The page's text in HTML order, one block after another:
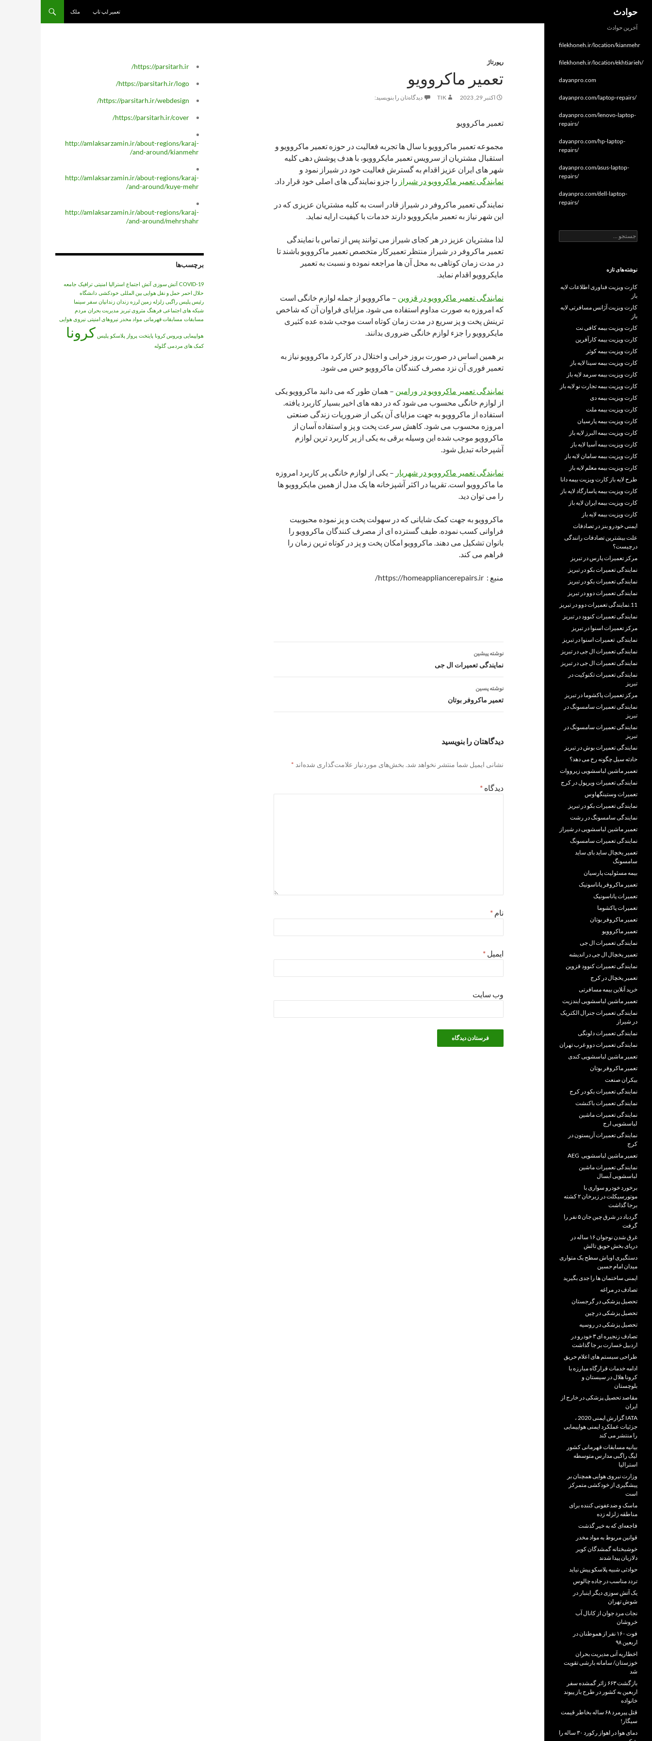
رفتن
حوادث تعمیر لپ تاپ ملک
رپورتاژ
تعمیر ماکروویو
اکتبر 29, 2023 TIK دیدگاه‌تان را بنویسید:
تعمیر ماکروویو
مجموعه تعمیر ماکروویو با سال ها تجربه فعالیت در حوزه تعمیر ماکروویو و
استقبال مشتریان از سرویس تعمیر مایکروویو، با هدف پوشش دهی کلیه
شهر های ایران عزیز اقدام به گسترش فعالیت خود در شیراز نمود و
نمایندگی تعمیر ماکروویو در شیراز را جزو نمایندگی های اصلی خود قرار داد.
نمایندگی تعمیر ماکروفر در شیراز قادر است به کلیه مشتریان عزیزی که در
این شهر نیاز به تعمیر مایکروویو دارند خدمات با کیفیت ارایه نماید.
لذا مشتریان عزیز در هر کجای شیراز می توانند پس از تماس با نمایندگی
تعمیر ماکروفر در شیراز منتظر تعمیرکار متخصص تعمیر ماکروویو باشند تا
در مدت زمان کوتاهی به محل آن ها مراجعه نموده و نسبت به تعمیر
مایکروویو اقدام نماید.
نمایندگی تعمیر ماکروویو در قزوین – ماکروویو از جمله لوازم خانگی است
که امروزه به صورت مداوم استفاده می شود. مزایای فراوان آن که شاخص
ترینش پخت و پز سریع در مدت زمان کوتاه است موجب شده عده کثیری
مایکروویو را جزء لوازم خانگی ضروری بدانند.
بر همین اساس در صورت بروز خرابی و اختلال در کارکرد ماکروویو نیاز به
تعمیر فوری آن نزد مصرف کنندگان ماکروویو حس می شود.
نمایندگی تعمیر ماکروویو در ورامین – همان طور که می دانید ماکروویو یکی
از لوازم خانگی محسوب می شود که در دهه های اخیر بسیار کاربرد یافته.
استفاده از ماکروویو به جهت مزایای آن یکی از ضروریات زندگی صنعتی
امروزه محسوب می شود. کاهش سرعت پخت و پز و استفاده آسان از
ماکروویو موجب شده این وسیله برقی به یکی از پر کاربرد ترین لوازم
آشپرخانه تبدیل شود.
نمایندگی تعمیر ماکروویو در شهریار – یکی از لوازم خانگی پر کاربرد امروزه
ما ماکروویو است. تقریبا در اکثر آشپزخانه ها یک مدل از همین مایکروویو ها
را می توان دید.
ماکروویو به جهت کمک شایانی که در سهولت پخت و پز نموده محبوبیت
فراوانی کسب نموده. طیف گسترده ای از مصرف کنندگان ماکروویو را
بانوان تشکیل می دهند. ماکروویو امکان پخت و پز در کوتاه ترین زمان را
فراهم می کند.
منبع : https://homeappliancerepairs.ir/
ناوبری
نوشته
نوشته پیشین
نمایندگی تعمیرات ال جی
نوشته پسین
تعمیر ماکروفر بوتان
دیدگاهتان را بنویسید
نشانی ایمیل شما منتشر نخواهد شد. بخش‌های موردنیاز علامت‌گذاری شده‌اند *
دیدگاه *
نام *
ایمیل *
وب‌ سایت
https://parsitarh.ir/
https://parsitarh.ir/logo/
https://parsitarh.ir/webdesign/
https://parsitarh.ir/cover/
http://amlaksarzamin.ir/about-regions/karaj-
and-around/kianmehr/
http://amlaksarzamin.ir/about-regions/karaj-
and-around/kuye-mehr/
http://amlaksarzamin.ir/about-regions/karaj-
and-around/mehrshahr/
برچسب‌ها
COVID-19 آتش سوزی آتش‌ اجتماع استرالیا امنیتی ترافیک جامعه
حلال احمر حمل و نقل هوایی بین المللی خودکشی دانشگاه
رئیس پلیس راگبی زلزله زمین لرزه زندان زندانیان سفر سینما
شبکه های اجتماعی فرهنگ متروی تبریز مدیریت بحران مردم
مسابقات مسابقات قهرمانی مواد مخدر نیروهای امنیتی نیروی هوایی
هواپیمایی ویروس کرونا پایتخت پرواز پلاسکو پلیس کرونا
کمک های مردمی گلوله
آخرین حوادث
filekhoneh.ir/location/kianmehr
filekhoneh.ir/location/ekhtiarieh/
dayanpro.com
dayanpro.com/laptop-repairs/
dayanpro.com/lenovo-laptop-
repairs/
dayanpro.com/hp-laptop-
repairs/
dayanpro.com/asus-laptop-
repairs/
dayanpro.com/dell-laptop-
repairs/
جستجو
برای:
نوشته‌های تازه
کارت ویزیت فناوری اطلاعات لایه
باز
کارت ویزیت آژانس مسافرتی لایه
باز
کارت ویزیت بیمه کافی نت
کارت ویزیت بیمه کارآفرین
کارت ویزیت بیمه کوثر
کارت ویزیت بیمه سینا لایه باز
کارت ویزیت بیمه سرمد لایه باز
کارت ویزیت بیمه تجارت نو لایه باز
کارت ویزیت بیمه دی
کارت ویزیت بیمه ملت
کارت ویزیت بیمه پارسیان
کارت ویزیت بیمه البرز لایه باز
کارت ویزیت بیمه آسیا لایه باز
کارت ویزیت بیمه سامان لایه باز
کارت ویزیت بیمه معلم لایه باز
طرح لایه باز کارت ویزیت بیمه دانا
کارت ویزیت بیمه پاسارگاد لایه باز
کارت ویزیت بیمه ایران لایه باز
کارت ویزیت بیمه لایه باز
ایمنی خودرو بنز در تصادفات
علت بیشترین تصادفات رانندگی
درچیست؟
مرکز تعمیرات پارس در تبریز
نمایندگی تعمیرات بکو در تبریز
نمایندگی تعمیرات بکو در تبریز
نمایندگی تعمیرات دوو در تبریز
11.نمایندگی تعمیرات دوو در تبریز
نمایندگی تعمیرات کنوود در تبریز
مرکز تعمیرات اسنوا در تبریز
نمایندگی تعمیرات اسنوا در تبریز
نمایندگی تعمیرات ال جی در تبریز
نمایندگی تعمیرات ال جی در تبریز
نمایندگی تعمیرات تکنوکیت در
تبریز
مرکز تعمیرات پاکشوما در تبریز
نمایندگی تعمیرات سامسونگ در
تبریز
نمایندگی تعمیرات سامسونگ در
تبریز
نمایندگی تعمیرات بوش در تبریز
حادثه سیل چگونه رخ می دهد؟
تعمیر ماشین لباسشویی زیرووات
نمایندگی تعمیرات ویرپول در کرج
تعمیرات وستینگهاوس
نمایندگی تعمیرات بکو در تبریز
نمایندگی سامسونگ در رشت
تعمیر ماشین لباسشویی در شیراز
نمایندگی تعمیرات سامسونگ
تعمیر یخچال ساید بای ساید
سامسونگ
بیمه مسئولیت پارسیان
تعمیر ماکروفر پاناسونیک
تعمیرات پاناسونیک
تعمیرات پاکشوما
تعمیر ماکروفر بوتان
تعمیر ماکروویو
نمایندگی تعمیرات ال جی
تعمیر یخچال ال جی در اندیشه
نمایندگی تعمیرات کنوود قزوین
تعمیر یخچال در کرج
خرید آنلاین بیمه مسافرتی
تعمیر ماشین لباسشویی ایندزیت
نمایندگی تعمیرات جنرال الکتریک
در شیراز
نمایندگی تعمیرات دلونگی
نمایندگی تعمیرات دوو غرب تهران
تعمیر ماشین لباسشویی کندی
تعمیر ماکروفر بوتان
بیکران صنعت
نمایندگی تعمیرات بکو در کرج
نمایندگی تعمیرات باکنشت
نمایندگی تعمیرات ماشین
لباسشویی ارج
نمایندگی تعمیرات آریستون در
کرج
تعمیر ماشین لباسشویی AEG
نمایندگی تعمیرات ماشین
لباسشویی آبسال
برخورد خودرو سواری با
موتورسیکلت در زبرخان ۲ کشته
برجا گذاشت
گردباد در شرق چین جان ۵ نفر را
گرفت
غرق شدن نوجوان ۱۶ ساله در
دریای بخش حویق تالش
دستگیری اوباش سطح یک متواری
میدان امام حسین
ایمنی ساختمان ها را جدی بگیرید
تصادف در مراغه
تحصیل پزشکی در گرجستان
تحصیل پزشکی در چین
تحصیل پزشکی در روسیه
تصادف زنجیره ای ۳ خودرو در
اردبیل خسارت بر جا گذاشت
طراحی سیستم های اعلام حریق
ادامه خدمات قرارگاه مبارزه با
کرونا هلال در سیستان و
بلوچستان
مقاصد تحصیل پزشکی در خارج از
ایران
IATA گزارش ایمنی 2020 ،
جزئیات عملکرد ایمنی هواپیمایی
را منتشر می کند
بیانیه مسابقات قهرمانی کشور
لیگ راگبی مدارس متوسطه
استرالیا
وزارت نیروی هوایی همچنان بر
پیشگیری از خودکشی متمرکز
است
ماسک و ضدعفونی کننده برای
مناطقه زلزله زده
فاجعه‌ای که به خیر گذشت
قوانین مربوط به مواد مخدر
خوشبختانه گمشدگان کویر
دلازیان پیدا شدند
حوادثی شبیه پلاسکو پیش نیاید
تردد مناسب در جاده چالوس
یک آتش سوزی دیگر اینبار در
شوش تهران
نجات مرد جوان از کانال آب
خروشان
فوت ۱۶۰ نفر از هموطنان در
اربعین ۹۸
اخطاریه آنی مدیریت بحران
خوزستان/ سامانه بارشی تقویت
شد
بازگشت ۶۶۳ زائر گمشده سفر
اربعین به کشور در طرح باز پیوند
خانواده
قتل پیرمرد ۶۸ ساله بخاطر قیمت
سیگار!
دمای هوا در اهواز رکورد ۳۰ ساله را